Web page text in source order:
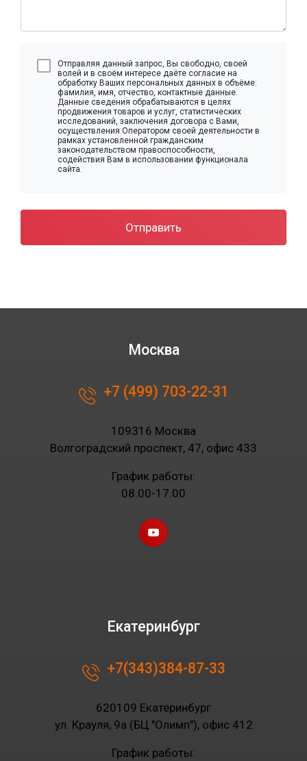
Отправляя данный запрос, Вы свободно, своей
волей и в своём интересе даёте согласие на
обработку Ваших персональных данных в объёме:
фамилия, имя, отчество, контактные данные.
Данные сведения обрабатываются в целях
продвижения товаров и услуг, статистических
исследований, заключения договора с Вами,
осуществления Оператором своей деятельности в
рамках установленной гражданским
законодательством правоспособности,
содействия Вам в использовании функционала
сайта.
Отправить
Москва
+7 (499) 703-22-31
109316 Москва
Волгоградский проспект, 47, офис 433
График работы:
08.00-17.00
Екатеринбург
+7(343)384-87-33
620109 Екатеринбург
ул. Крауля, 9а (БЦ "Олимп"), офис 412
График работы: